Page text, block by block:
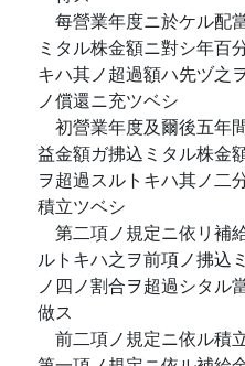
每營業年度ニ於ケル配
ミタル株金額ニ對シ年百
キハ其ノ超過額ハ先ヅ之
ノ償還ニ充ツベシ
初營業年度及爾後五年
益金額ガ拂込ミタル株金
ヲ超過スルトキハ其ノ二
積立ツベシ
第二項ノ規定ニ依リ補
ルトキハ之ヲ前項ノ拂込
ノ四ノ割合ヲ超過シタル
做ス
前二項ノ規定ニ依ル積